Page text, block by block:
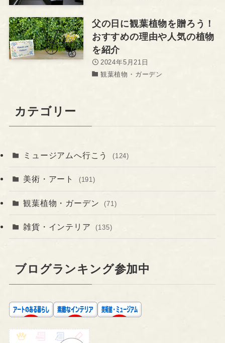
父の日に観葉植物を贈ろう！
おすすめの理由や人気の植物
を紹介
2024年5月21日
観葉植物・ガーデン
カテゴリー
ミュージアムへ行こう (124)
美術・アート (191)
観葉植物・ガーデン (71)
雑貨・インテリア (135)
ブログランキング参加中